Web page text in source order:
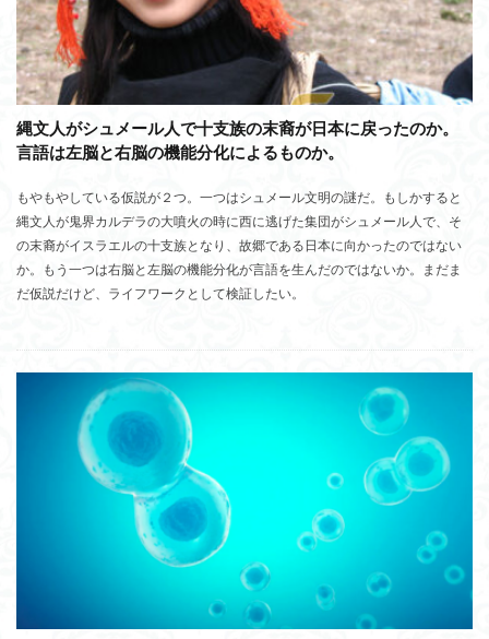
縄文人がシュメール人で十支族の末裔が日本に戻ったのか。
言語は左脳と右脳の機能分化によるものか。
もやもやしている仮説が２つ。一つはシュメール文明の謎だ。もしかすると
縄文人が鬼界カルデラの大噴火の時に西に逃げた集団がシュメール人で、そ
の末裔がイスラエルの十支族となり、故郷である日本に向かったのではない
か。もう一つは右脳と左脳の機能分化が言語を生んだのではないか。まだま
だ仮説だけど、ライフワークとして検証したい。